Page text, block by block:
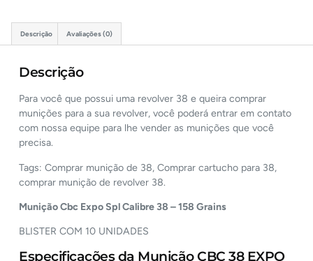
Descrição Avaliações (0)
Descrição
Para você que possui uma revolver 38 e queira comprar
munições para a sua revolver, você poderá entrar em contato
com nossa equipe para lhe vender as munições que você
precisa.
Tags: Comprar munição de 38, Comprar cartucho para 38,
comprar munição de revolver 38.
Munição Cbc Expo Spl Calibre 38 – 158 Grains
BLISTER COM 10 UNIDADES
Especificações da Munição CBC 38 EXPO